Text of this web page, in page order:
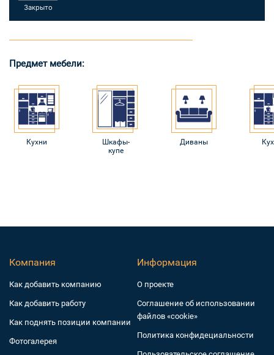
Закрыто
Предмет мебели:
Кухни
Шкафы-
купе
Диваны
Компания
Как добавить компанию
Как добавить работу
Как поднять позиции компании
Фотогалерея
Информация
О проекте
Соглашение об использовании
файлов «cookie»
Политика конфидециальности